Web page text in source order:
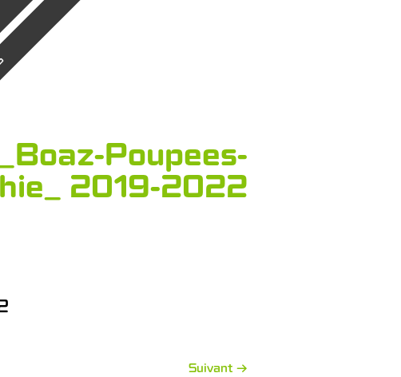
Poupees-
2019-2022
Suivant →